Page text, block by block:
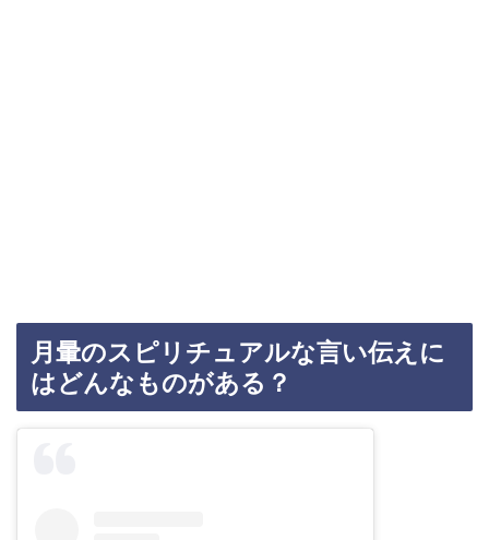
月暈のスピリチュアルな言い伝えに
はどんなものがある？